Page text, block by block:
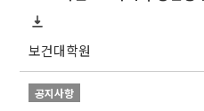
보건대학원
공지사항